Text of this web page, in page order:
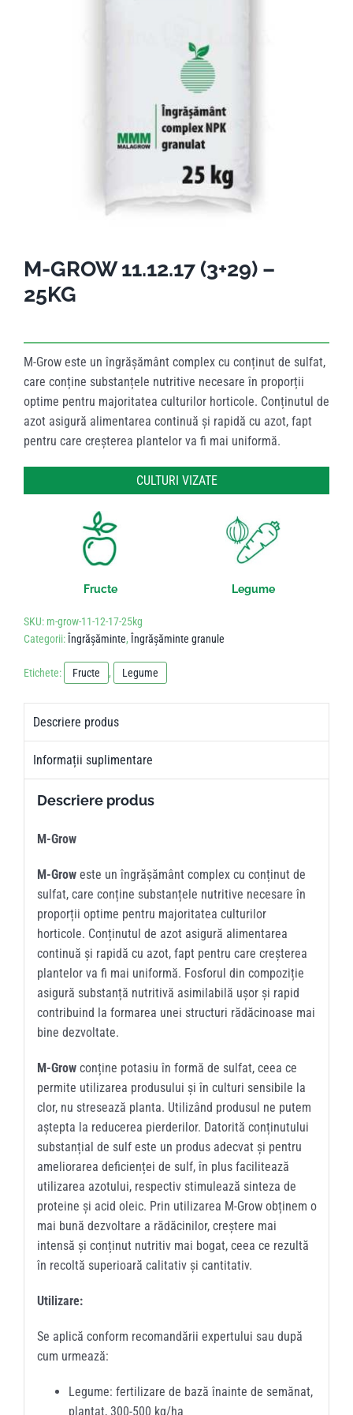
M-GROW 11.12.17 (3+29) –
25KG
M-Grow este un îngrășământ complex cu conținut de sulfat,
care conține substanțele nutritive necesare în proporții
optime pentru majoritatea culturilor horticole. Conținutul de
azot asigură alimentarea continuă și rapidă cu azot, fapt
pentru care creșterea plantelor va fi mai uniformă.
CULTURI VIZATE
Fructe Legume
SKU: m-grow-11-12-17-25kg
Categorii: Îngrășăminte, Îngrășăminte granule
Etichete: Fructe , Legume
Descriere produs
Informații suplimentare
Descriere produs
M-Grow
M-Groweste un îngrășământ complex cu conținut de
sulfat, care conține substanțele nutritive necesare în
proporții optime pentru majoritatea culturilor
horticole. Conținutul de azot asigură alimentarea
continuă și rapidă cu azot, fapt pentru care creșterea
plantelor va fi mai uniformă. Fosforul din compoziție
asigură substanță nutritivă asimilabilă ușor și rapid
contribuind la formarea unei structuri rădăcinoase mai
bine dezvoltate.
M-Growconține potasiu în formă de sulfat, ceea ce
permite utilizarea produsului și în culturi sensibile la
clor, nu stresează planta. Utilizând produsul ne putem
aștepta la reducerea pierderilor. Datorită conținutului
substanțial de sulf este un produs adecvat și pentru
ameliorarea deficienței de sulf, în plus facilitează
utilizarea azotului, respectiv stimulează sinteza de
proteine și acid oleic. Prin utilizarea M-Grow obținem o
mai bună dezvoltare a rădăcinilor, creștere mai
intensă și conținut nutritiv mai bogat, ceea ce rezultă
în recoltă superioară calitativ și cantitativ.
Utilizare:
Se aplică conform recomandării expertului sau după
cum urmează:
Legume: fertilizare de bază înainte de semănat,
plantat, 300-500 kg/ha